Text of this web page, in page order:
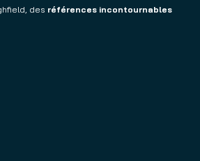
des références incontournables